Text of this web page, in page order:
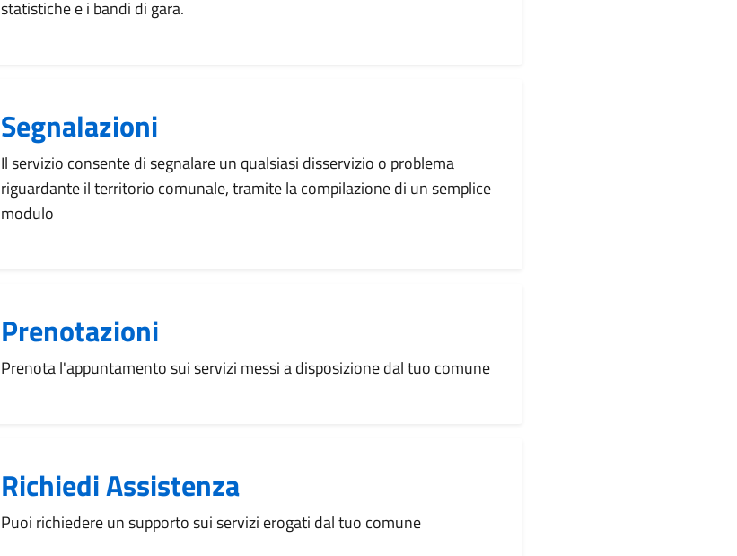
statistiche e i bandi di gara.
Segnalazioni
Il servizio consente di segnalare un qualsiasi disservizio o problema
riguardante il territorio comunale, tramite la compilazione di un semplice
modulo
Prenotazioni
Prenota l'appuntamento sui servizi messi a disposizione dal tuo comune
Richiedi Assistenza
Puoi richiedere un supporto sui servizi erogati dal tuo comune